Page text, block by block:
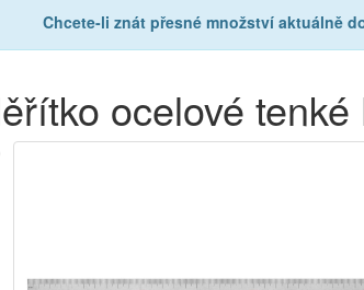
Chcete-li znát přesné množství aktuálně
ocelové